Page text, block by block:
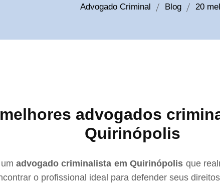
Advogado Criminal Blog 20
advogados
Quirinópolis
umadvogado criminalista em Quirinópolis que
o profissional ideal para defender seus